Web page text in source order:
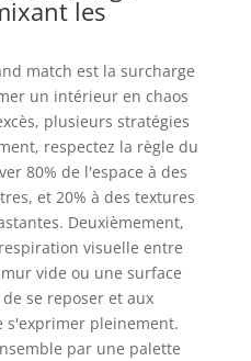
les
match est la surcharge
un intérieur en chaos
plusieurs stratégies
respectez la règle du
80% de l'espace à des
et 20% à des textures
Deuxièmement,
visuelle entre
vide ou une surface
se reposer et aux
s'exprimer pleinement.
par une palette